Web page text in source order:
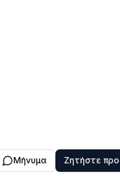
Μήνυμα Ζητήστε